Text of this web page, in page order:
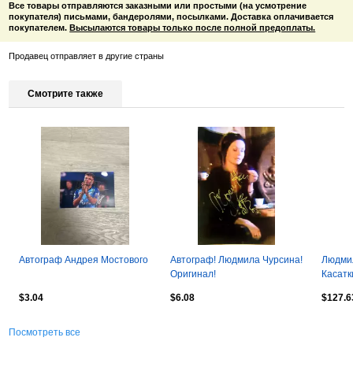
Все товары отправляются заказными или простыми (на усмотрение
покупателя) письмами, бандеролями, посылками. Доставка оплачивается
покупателем. Высылаются товары только после полной предоплаты.
Продавец отправляет в другие страны
Смотрите также
Автограф Андрея Мостового
$3.04
Автограф! Людмила Чурсина!
Оригинал!
$6.08
Посмотреть все